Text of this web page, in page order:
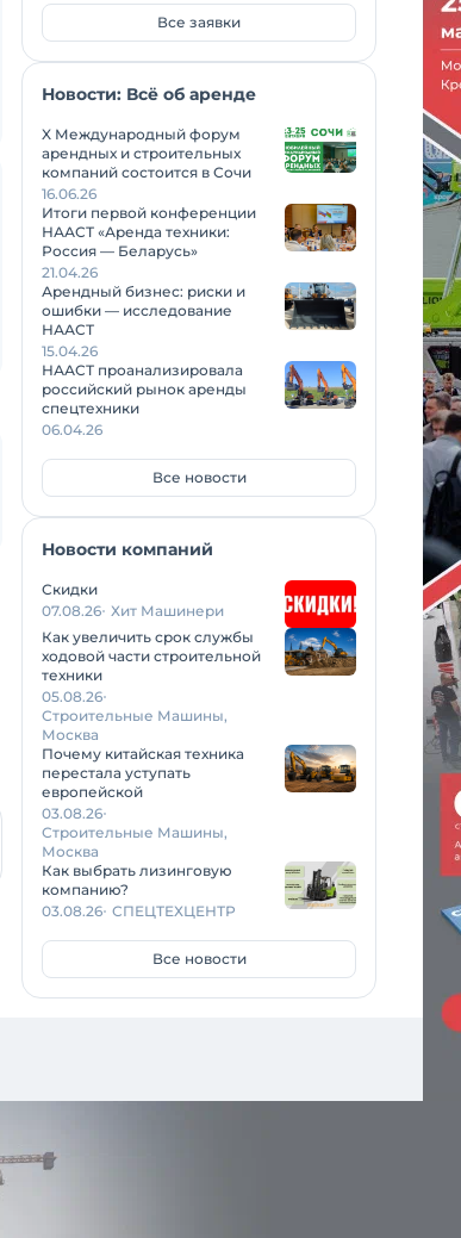
Все заявки
Новости: Всё об аренде
X Международный форум
арендных и строительных
компаний состоится в Сочи
16.06.26
Итоги первой конференции
НААСТ «Аренда техники:
Россия — Беларусь»
21.04.26
Арендный бизнес: риски и
ошибки — исследование
НААСТ
15.04.26
НААСТ проанализировала
российский рынок аренды
спецтехники
06.04.26
Все новости
Новости компаний
Скидки
07.08.26 Хит Машинери
Как увеличить срок службы
ходовой части строительной
техники
05.08.26
Строительные Машины,
Москва
Почему китайская техника
перестала уступать
европейской
03.08.26
Строительные Машины,
Москва
Как выбрать лизинговую
компанию?
03.08.26 СПЕЦТЕХЦЕНТР
Все новости